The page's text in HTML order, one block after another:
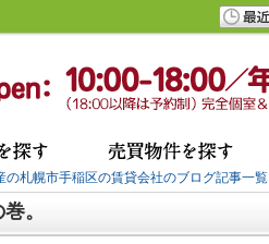
の札幌市手稲区の賃貸会社のブログ記事一覧
。